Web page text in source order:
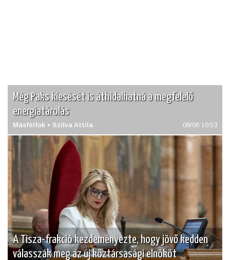
Még Paks kiesését is áthidalhatná a megfelelő
energiatárolás
Másfélfok • Szilva Attila 08/06 10:53
A Tisza-frakció kezdeményezte, hogy jövő kedden
válasszák meg az új köztársasági elnököt